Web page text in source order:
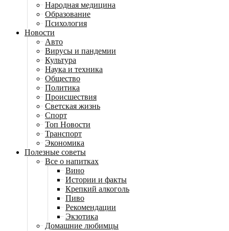
Народная медицина
Образование
Психология
Новости
Авто
Вирусы и пандемии
Культура
Наука и техника
Общество
Политика
Происшествия
Светская жизнь
Спорт
Топ Новости
Транспорт
Экономика
Полезные советы
Все о напитках
Вино
Истории и факты
Крепкий алкоголь
Пиво
Рекомендации
Экзотика
Домашние любимцы